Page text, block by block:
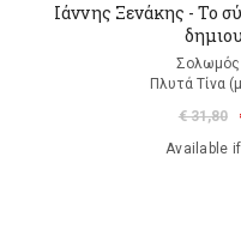
Ιάννης Ξενάκης - Το
Πλυτά Τίνα
€ 31,80
Available